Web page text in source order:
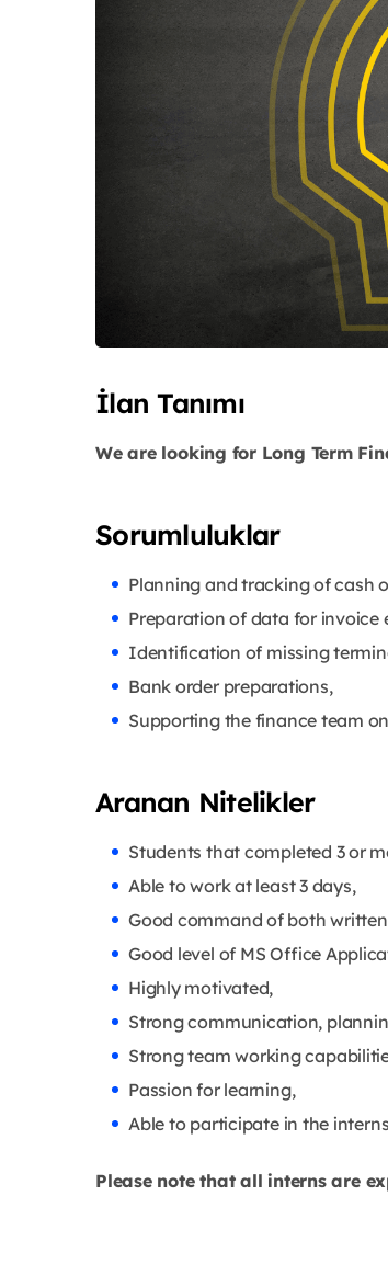
İlan Tanımı
We are looking for Long Term
Sorumluluklar
Planning and tracking of cash
Preparation of data for invoice
Identification of missing
Bank order preparations,
Supporting the finance team
Aranan Nitelikler
Students that completed 3 or
Able to work at least 3 days,
Good command of both
Good level of MS Office
Highly motivated,
Strong communication,
Strong team working
Passion for learning,
Able to participate in the
Please note that all interns are